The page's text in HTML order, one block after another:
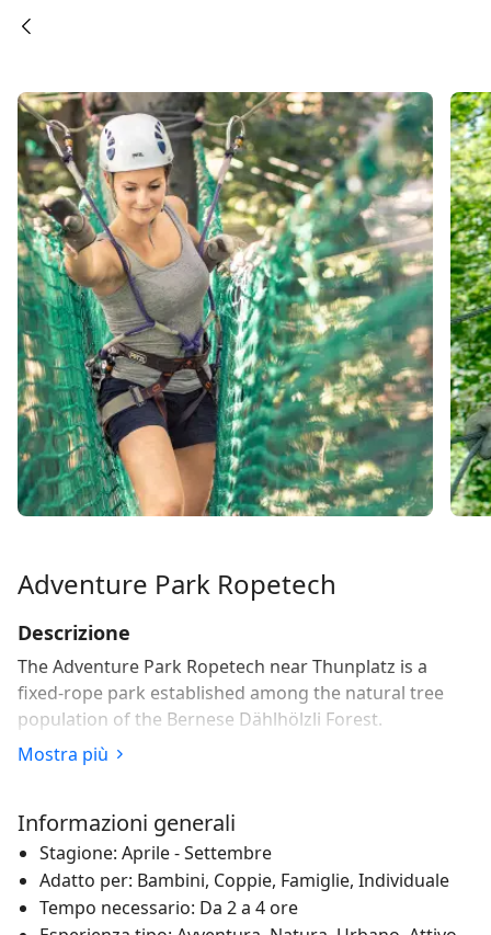
Adventure Park Ropetech
Descrizione
The Adventure Park Ropetech near Thunplatz is a
fixed-rope park established among the natural tree
population of the Bernese Dählhölzli Forest.
Il parco avventura Ropetech, situato nei pressi della
gli alberi della foresta del Dählhölzli a Berne. 6 percorsi
di vari gradi di difficoltà permettono ai visitatori di
scoprire la foresta sotto una nuova prospettiva, a
un’altezza che va dai 4 ai 18 metri. Per i più piccoli che
abbiano compiuto almeno quattro anni vi sono diversi
Mostra più
Informazioni generali
Stagione: Aprile - Settembre
Adatto per: Bambini, Coppie, Famiglie, Individuale
Tempo necessario: Da 2 a 4 ore